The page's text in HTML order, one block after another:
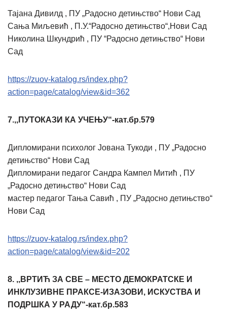
Тајана Дивилд , ПУ „Радосно детињство“ Нови Сад
Сања Миљевић , П.У.“Радосно детињство“,Нови Сад
Николина Шкундрић , ПУ “Радосно детињство“ Нови
Сад
https://zuov-katalog.rs/index.php?
action=page/catalog/view&id=362
7.,,ПУТОКАЗИ КА УЧЕЊУ“-кат.бр.579
Дипломирани психолог Јована Тукоди , ПУ „Радосно
детињство“ Нови Сад
Дипломирани педагог Сандра Кампел Митић , ПУ
„Радосно детињство“ Нови Сад
мастер педагог Тања Савић , ПУ „Радосно детињство“
Нови Сад
https://zuov-katalog.rs/index.php?
action=page/catalog/view&id=202
8. ,,ВРТИЋ ЗА СВЕ – МЕСТО ДЕМОКРАТСКЕ И
ИНКЛУЗИВНЕ ПРАКСЕ-ИЗАЗОВИ, ИСКУСТВА И
ПОДРШКА У РАДУ“-кат.бр.583